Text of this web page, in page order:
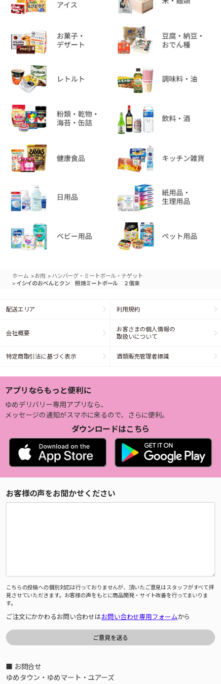
ホーム >お肉 > ハンバーグ・ミートボール・ナゲット
> イシイのおべんとクン 照焼ミートボール ２個束
配送エリア 利用規約
会社概要
お客さまの個人情報の
取扱いについて
特定商取引法に基づく表示 酒類販売管理者標識
アプリならもっと便利に
ゆめデリバリー専用アプリなら、
メッセージの通知がスマホに来るので、さらに便利。
ダウンロードはこちら
お客様の声をお聞かせください
こちらの投稿への個別対応は行っておりませんが、頂いたご意見はスタッフがすべて拝
見させていただきます。お客様の声をもとに商品開発・サイト改善を行ってまいりま
す。
ご注文にかかわるお問い合わせはお問い合わせ専用フォームから
■ お問合せ
ゆめタウン・ゆめマート・ユアーズ